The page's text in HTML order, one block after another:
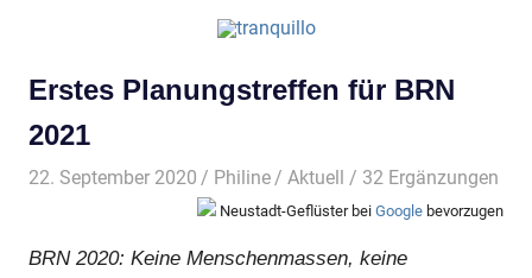
Erstes Planungstreffen für BRN
2021
22. September 2020 Philine Aktuell / 32 Ergänzungen
Neustadt-Geflüster bei Google bevorzugen
BRN 2020: Keine Menschenmassen, keine